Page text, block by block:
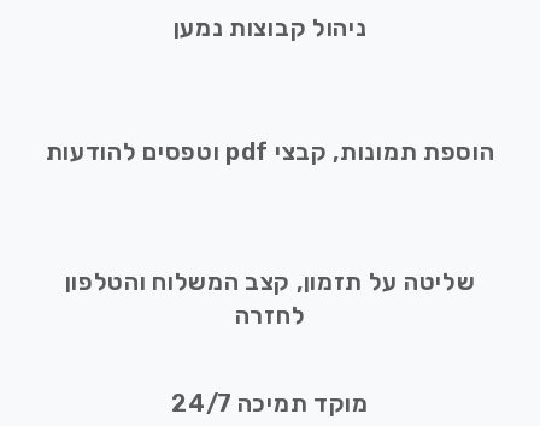
ניהול קבוצות נמען
הוספת תמונות, קבצי pdf וטפסים להודעות
שליטה על תזמון, קצב המשלוח והטלפון
לחזרה
מוקד תמיכה 24/7